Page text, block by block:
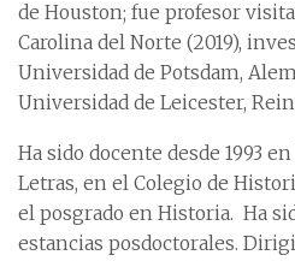
de Houston; fue profesor
Carolina del Norte (2019),
Universidad de Potsdam,
Universidad de Leicester,
Ha sido docente desde 1993
Letras, en el Colegio de
el posgrado en Historia. Ha
estancias posdoctorales.